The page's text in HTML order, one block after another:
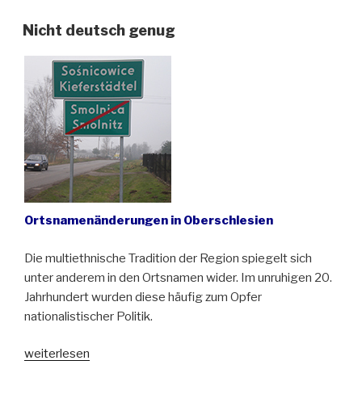
Neuen
Nicht deutsch genug
Ortsnamenänderungen in Oberschlesien
Die multiethnische Tradition der Region spiegelt sich
unter anderem in den Ortsnamen wider. Im unruhigen 20.
Jahrhundert wurden diese häufig zum Opfer
nationalistischer Politik.
„Nicht
weiterlesen